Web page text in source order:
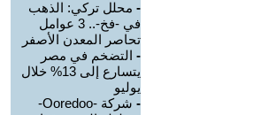
- محلل تركي: الذهب
في -فخ-.. 3 عوامل
تحاصر المعدن الأصفر
- التضخم في مصر
يتسارع إلى 13% خلال
يوليو
-
شركة -Ooredoo-